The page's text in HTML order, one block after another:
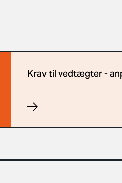
Krav til vedtægter -